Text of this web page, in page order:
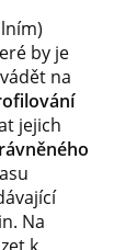
by je
na
jejich
Na